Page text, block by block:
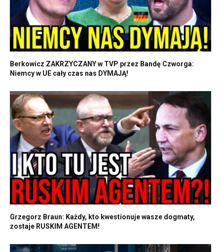
Berkowicz ZAKRZYCZANY w TVP przez Bandę Czworga:
Niemcy w UE cały czas nas DYMAJĄ!
Grzegorz Braun: Każdy, kto kwestionuje wasze dogmaty,
zostaje RUSKIM AGENTEM!